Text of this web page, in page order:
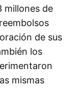
millones de
de sus
los
mismas